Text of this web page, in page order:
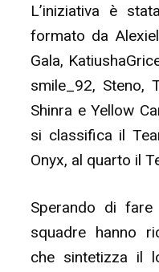
L’iniziativa è
formato da
Gala,
smile_92, Steno,
Shinra e Yellow
si classifica il
Onyx, al quarto il
Sperando di
squadre hanno
che sintetizza il